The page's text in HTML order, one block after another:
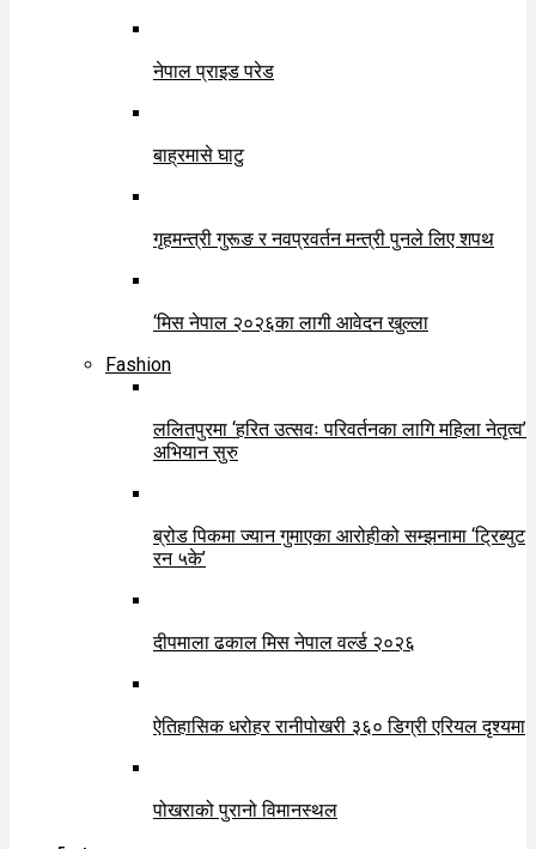
नेपाल प्राइड परेड
बाह्रमासे घाटु
गृहमन्त्री गुरूङ र नवप्रवर्तन मन्त्री पुनले लिए शपथ
‘मिस नेपाल २०२६का लागी आवेदन खुल्ला
Fashion
ललितपुरमा ‘हरित उत्सवः परिवर्तनका लागि महिला नेतृत्व’
अभियान सुरु
ब्रोड पिकमा ज्यान गुमाएका आरोहीको सम्झनामा ‘ट्रिब्युट
रन ५के’
दीपमाला ढकाल मिस नेपाल वर्ल्ड २०२६
ऐतिहासिक धरोहर रानीपोखरी ३६० डिग्री एरियल दृश्यमा
पोखराको पुरानो विमानस्थल